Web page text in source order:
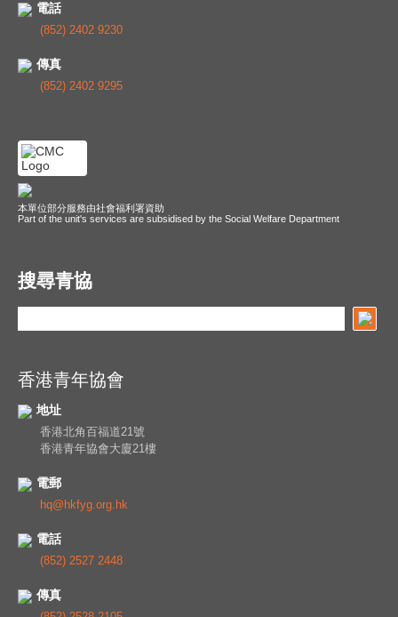
電話
(852) 2402 9230
傳真
(852) 2402 9295
本單位部分服務由社會福利署資助
Part of the unit's services are subsidised by the Social Welfare Department
搜尋青協
香港青年協會
地址
香港北角百福道21號
香港青年協會大廈21樓
電郵
hq@hkfyg.org.hk
電話
(852) 2527 2448
傳真